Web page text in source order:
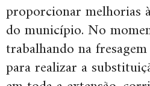
proporcionar melhorias
do município. No
trabalhando na
para realizar a